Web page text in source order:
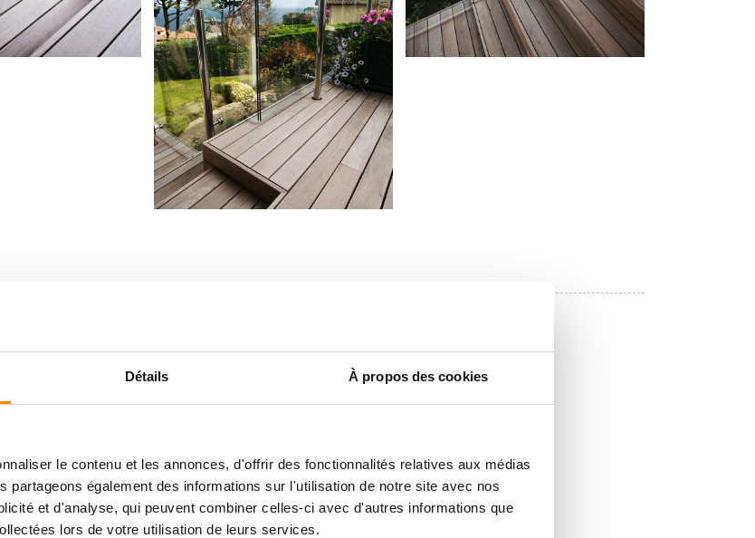
Détails À propos des cookies
le contenu et les annonces, d'offrir des fonctionnalités relatives aux médias
partageons également des informations sur l'utilisation de notre site avec nos
et d'analyse, qui peuvent combiner celles-ci avec d'autres informations que
lors de votre utilisation de leurs services.